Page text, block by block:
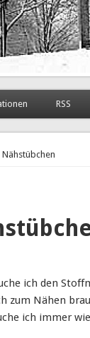
RSS
Nähstübchen
ich den
zum Nähen
ich immer